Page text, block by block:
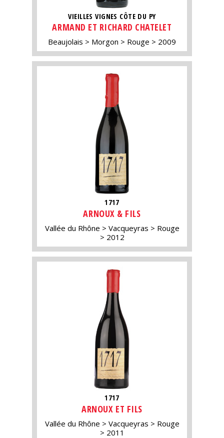
VIEILLES VIGNES CÔTE DU PY
ARMAND ET RICHARD CHATELET
Beaujolais Morgon Rouge 2009
1717
ARNOUX & FILS
Vallée du Rhône Vacqueyras
Rouge
2012
1717
ARNOUX ET FILS
Vallée du Rhône Vacqueyras
Rouge
2011